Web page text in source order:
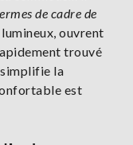
de cadre de
ouvrent
trouvé
la
est